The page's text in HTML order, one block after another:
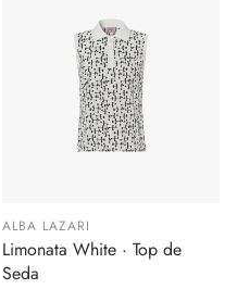
ALBA LAZARI
Limonata White · Top de
Seda